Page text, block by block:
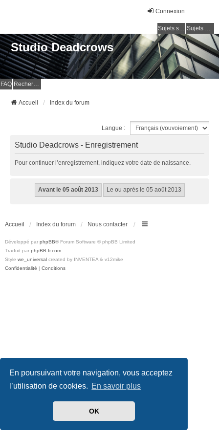
En poursuivant votre navigation, vous acceptez
l’utilisation de cookies. En savoir plus
OK
Connexion
Sujets sans réponse Sujets actifs
Studio Deadcrows
FAQ Rechercher
Accueil Index du forum
Langue :
Studio Deadcrows - Enregistrement
Pour continuer l’enregistrement, indiquez votre date de naissance.
Accueil Index du forum Nous contacter
Développé par phpBB® Forum Software © phpBB Limited
Traduit par phpBB-fr.com
Style we_universal created by INVENTEA & v12mike
Confidentialité | Conditions